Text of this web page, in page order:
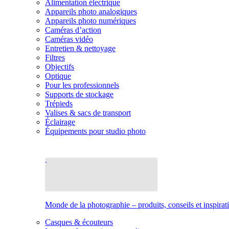
Alimentation électrique
Appareils photo analogiques
Appareils photo numériques
Caméras d’action
Caméras vidéo
Entretien & nettoyage
Filtres
Objectifs
Optique
Pour les professionnels
Supports de stockage
Trépieds
Valises & sacs de transport
Éclairage
Équipements pour studio photo
Monde de la photographie – produits, conseils et
Casques & écouteurs